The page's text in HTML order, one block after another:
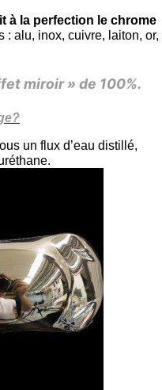
à la perfection le chrome
: alu, inox, cuivre, laiton, or,
miroir » de 100%.
un flux d’eau distillé,